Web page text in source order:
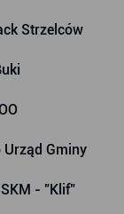
Strzelców
Urząd Gminy
- "Klif"